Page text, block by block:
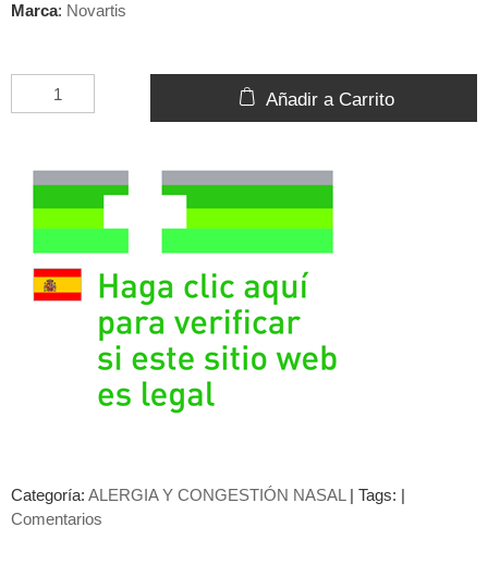
Marca: Novartis
Añadir a Carrito
Categoría: ALERGIA Y CONGESTIÓN NASAL | Tags: |
Comentarios